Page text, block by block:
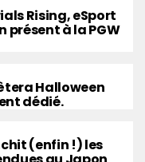
Rising, eSport
présent à la PGW
Halloween
dédié.
(enfin !) les